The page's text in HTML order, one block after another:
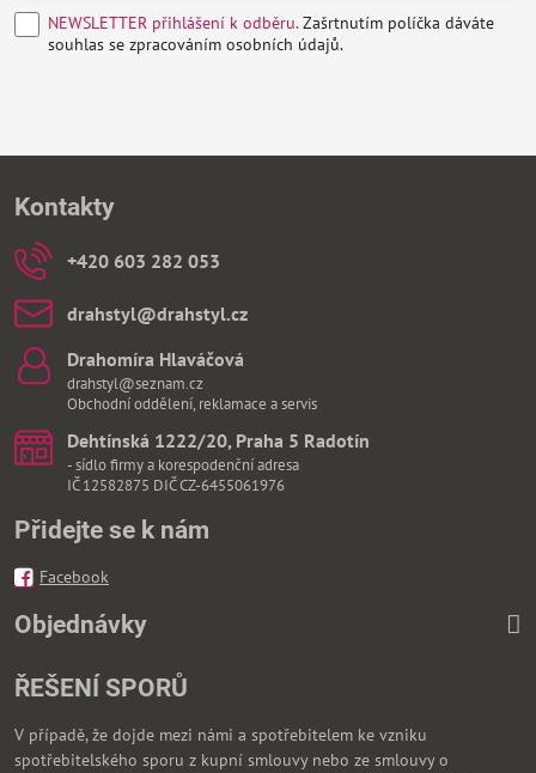
NEWSLETTER přihlášení k odběru.Zašrtnutím políčka dáváte
souhlas se zpracováním osobních údajů.
Kontakty
+420 603 282 053
drahstyl​@drahstyl​.cz
Drahomíra Hlaváčová
drahstyl@seznam.cz
Obchodní oddělení, reklamace a servis
Dehtínská 1222/20, Praha 5 Radotín
- sídlo firmy a korespodenční adresa
IČ 12582875 DIČ CZ-6455061976
Přidejte se k nám
Facebook
Objednávky
ŘEŠENÍ SPORŮ
V případě, že dojde mezi námi a spotřebitelem ke vzniku
spotřebitelského sporu z kupní smlouvy nebo ze smlouvy o